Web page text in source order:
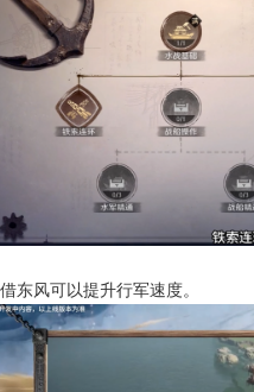
借东风可以提升行军速度。